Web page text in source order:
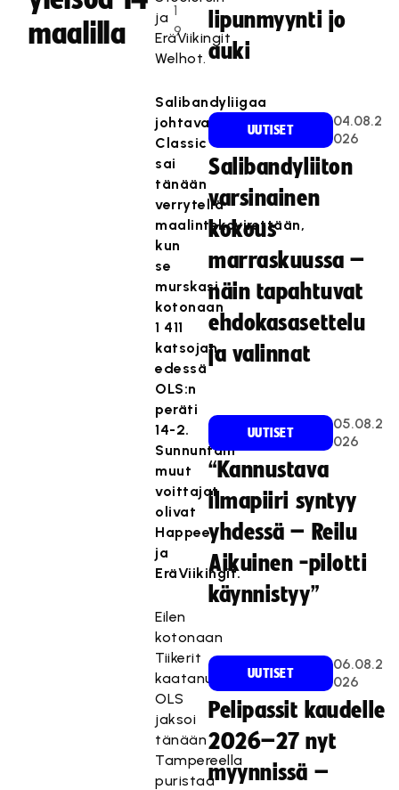
maalilla
1
9
ja
EräViikingit
Welhot.
Salibandyliigaa
johtava
Classic
sai
tänään
verrytellä
maalintekovirettään,
kun
se
murskasi
kotonaan
1 411
katsojan
edessä
OLS:n
peräti
14-2.
Sunnuntain
muut
voittajat
olivat
Happee
ja
EräViikingit.
Eilen
kotonaan
Tiikerit
kaatanut
OLS
jaksoi
tänään
Tampereella
puristaa
lipunmyynti jo
auki
UUTISET
04.08.2
026
Salibandyliiton
varsinainen
kokous
marraskuussa –
näin tapahtuvat
ehdokasasettelu
ja valinnat
UUTISET
05.08.2
026
“Kannustava
ilmapiiri syntyy
yhdessä – Reilu
Aikuinen -pilotti
käynnistyy”
UUTISET
06.08.2
026
Pelipassit kaudelle
2026–27 nyt
myynnissä –